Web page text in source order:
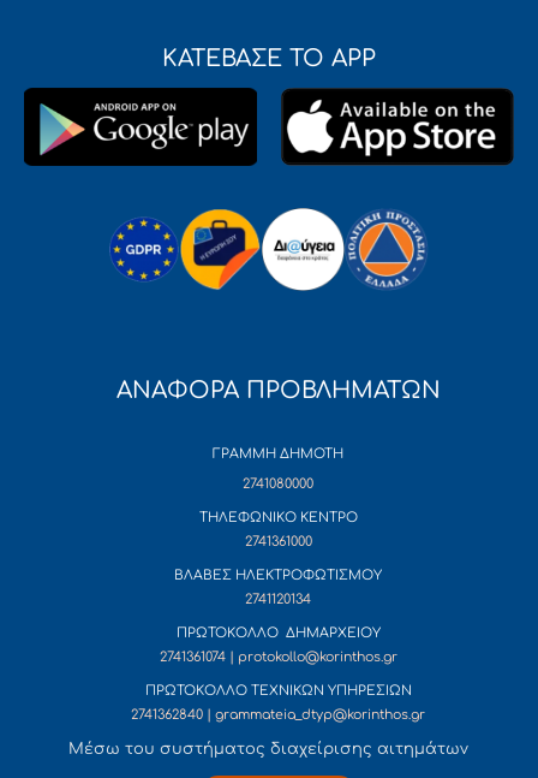
ΚΑΤΕΒΑΣΕ ΤΟ APP
ΑΝΑΦΟΡΑ ΠΡΟΒΛΗΜΑΤΩΝ
ΓΡΑΜΜΗ ΔΗΜΟΤΗ
2741080000
ΤΗΛΕΦΩΝΙΚΟ ΚΕΝΤΡΟ
2741361000
ΒΛΑΒΕΣ ΗΛΕΚΤΡΟΦΩΤΙΣΜΟΥ
2741120134
ΠΡΩΤΟΚΟΛΛΟ ΔΗΜΑΡΧΕΙΟΥ
2741361074 | protokollo@korinthos.gr
ΠΡΩΤΟΚΟΛΛΟ ΤΕΧΝΙΚΩΝ ΥΠΗΡΕΣΙΩΝ
2741362840 | grammateia_dtyp@korinthos.gr
Mέσω του συστήματος διαχείρισης αιτημάτων